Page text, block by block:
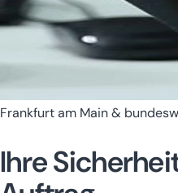
Hessen
Frankfurt am Main &
Ihre